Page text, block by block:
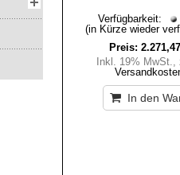
Verfügbarkeit:
(in Kürze wieder
Preis:
Inkl. 19% MwSt.,
In den